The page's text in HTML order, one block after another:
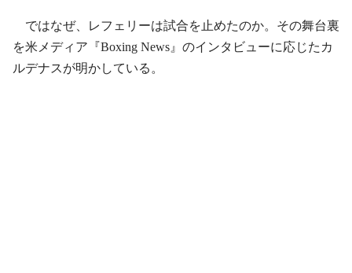
ではなぜ、レフェリーは試合を止めたのか。その舞台裏
を米メディア『Boxing News』のインタビューに応じたカ
ルデナスが明かしている。